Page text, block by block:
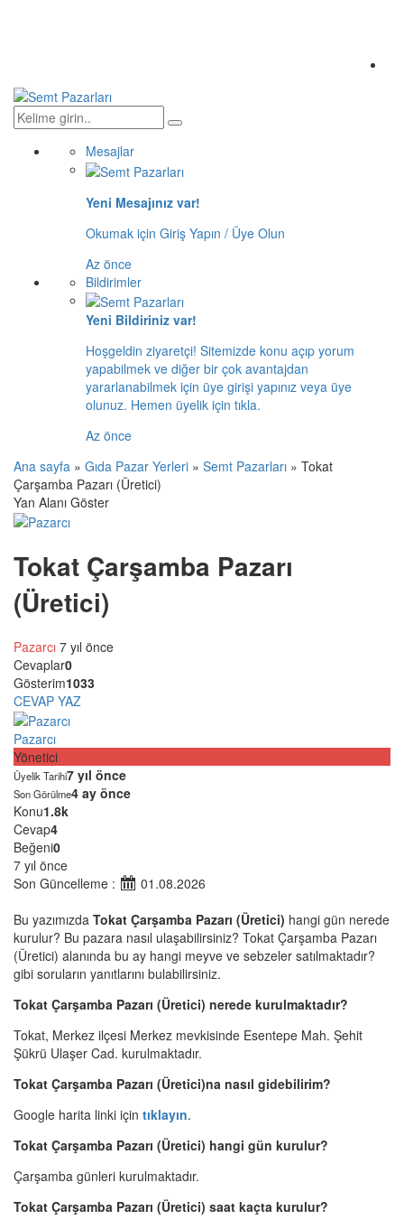
Mesajlar
Yeni Mesajınız var!
Okumak için Giriş Yapın / Üye Olun
Az önce
Bildirimler
Yeni Bildiriniz var!
Hoşgeldin ziyaretçi! Sitemizde konu açıp yorum
yapabilmek ve diğer bir çok avantajdan
yararlanabilmek için üye girişi yapınız veya üye
olunuz. Hemen üyelik için tıkla.
Az önce
Ana sayfa » Gıda Pazar Yerleri » Semt Pazarları » Tokat
Çarşamba Pazarı (Üretici)
Yan Alanı Göster
Tokat Çarşamba Pazarı
(Üretici)
Pazarcı 7 yıl önce
Cevaplar0
Gösterim1033
CEVAP YAZ
Pazarcı
Yönetici
Üyelik Tarihi7 yıl önce
Son Görülme4 ay önce
Konu1.8k
Cevap4
Beğeni0
7 yıl önce
Son Güncelleme :
01.08.2026
Bu yazımızda Tokat Çarşamba Pazarı (Üretici) hangi gün nerede
kurulur? Bu pazara nasıl ulaşabilirsiniz? Tokat Çarşamba Pazarı
(Üretici) alanında bu ay hangi meyve ve sebzeler satılmaktadır?
gibi soruların yanıtlarını bulabilirsiniz.
Tokat Çarşamba Pazarı (Üretici) nerede kurulmaktadır?
Tokat, Merkez ilçesi Merkez mevkisinde Esentepe Mah. Şehit
Şükrü Ulaşer Cad. kurulmaktadır.
Tokat Çarşamba Pazarı (Üretici)na nasıl gidebilirim?
Google harita linki için tıklayın.
Tokat Çarşamba Pazarı (Üretici) hangi gün kurulur?
Çarşamba günleri kurulmaktadır.
Tokat Çarşamba Pazarı (Üretici) saat kaçta kurulur?